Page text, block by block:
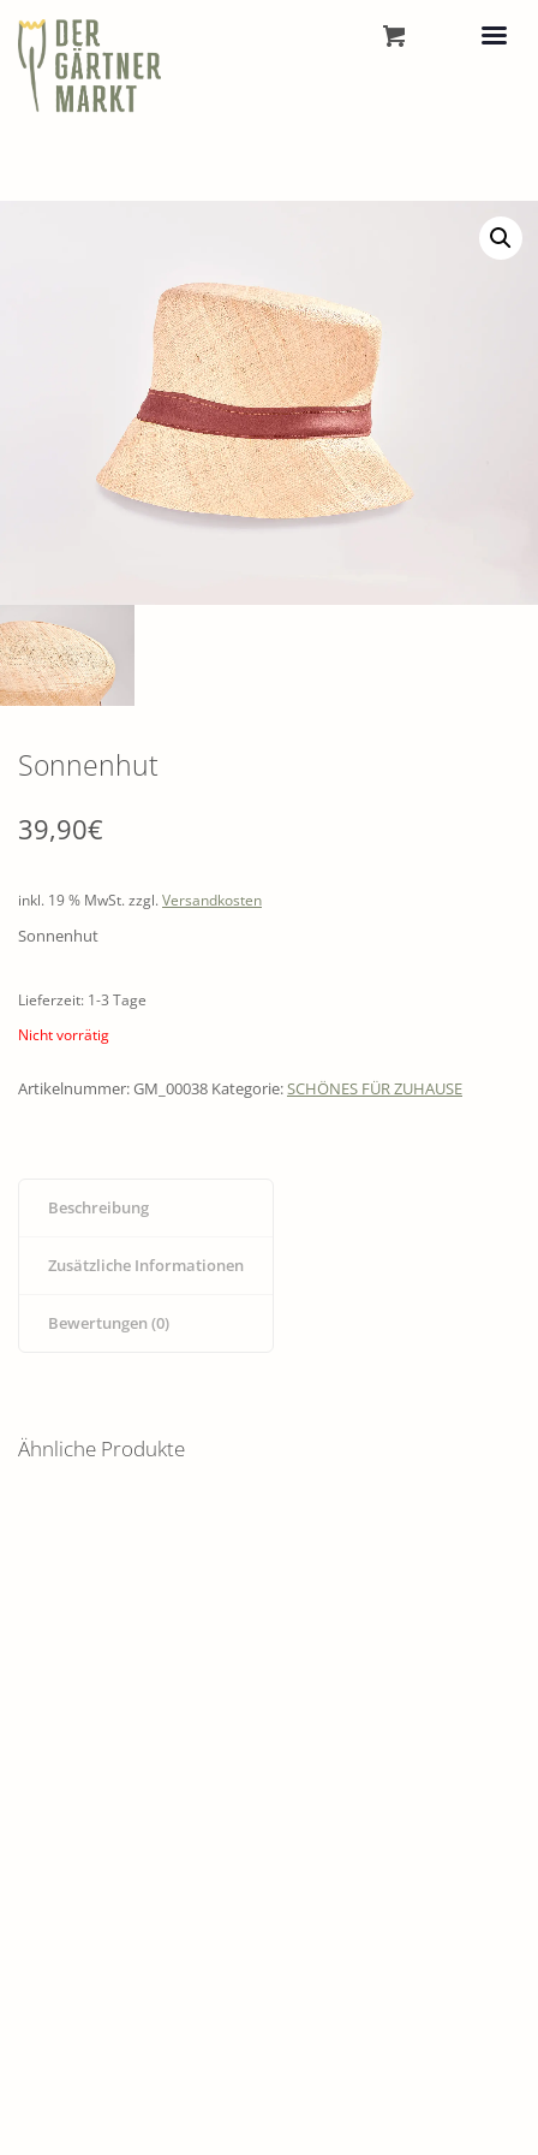
Sonnenhut
39,90€
inkl. 19 % MwSt. zzgl. Versandkosten
Sonnenhut
Lieferzeit: 1-3 Tage
Nicht vorrätig
Artikelnummer:GM_00038 Kategorie:SCHÖNES FÜR ZUHAUSE
Beschreibung
Zusätzliche Informationen
Bewertungen (0)
Ähnliche Produkte